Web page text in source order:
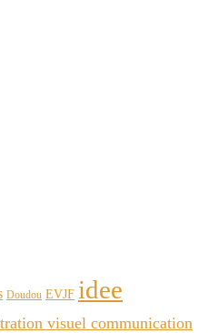
Doudou EVJF idee
visuel communication